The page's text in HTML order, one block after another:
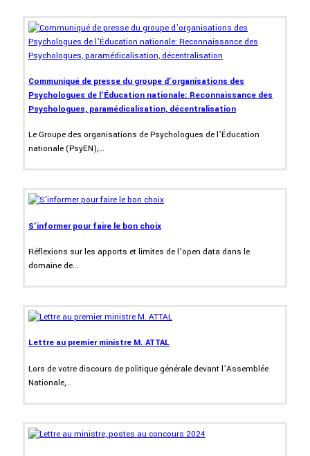
Communiqué de presse du groupe d’organisations des
Psychologues de l’Éducation nationale: Reconnaissance des
Psychologues, paramédicalisation, décentralisation
Le Groupe des organisations de Psychologues de l’Éducation
nationale (PsyEN),...
S'informer pour faire le bon choix
Réflexions sur les apports et limites de l’open data dans le
domaine de...
Lettre au premier ministre M. ATTAL
Lors de votre discours de politique générale devant l’Assemblée
Nationale,...